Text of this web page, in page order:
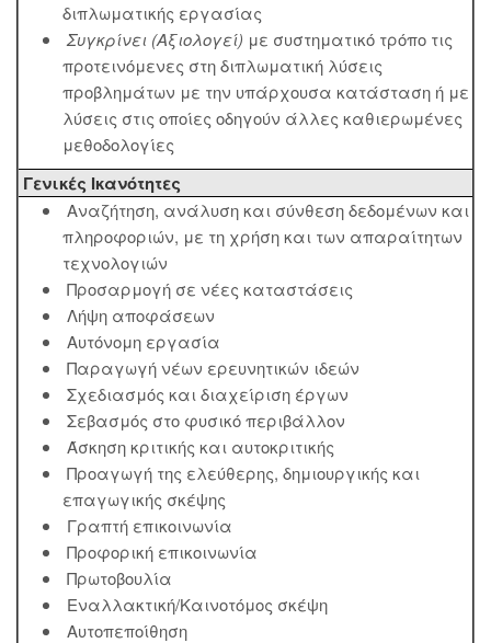
διπλωματικής εργασίας
Συγκρίνει (Αξιολογεί) με συστηματικό τρόπο τις
προτεινόμενες στη διπλωματική λύσεις
προβλημάτων με την υπάρχουσα κατάσταση ή με
λύσεις στις οποίες οδηγούν άλλες καθιερωμένες
μεθοδολογίες
Γενικές Ικανότητες
Αναζήτηση, ανάλυση και σύνθεση δεδομένων και
πληροφοριών, με τη χρήση και των απαραίτητων
τεχνολογιών
Προσαρμογή σε νέες καταστάσεις
Λήψη αποφάσεων
Αυτόνομη εργασία
Παραγωγή νέων ερευνητικών ιδεών
Σχεδιασμός και διαχείριση έργων
Σεβασμός στο φυσικό περιβάλλον
Άσκηση κριτικής και αυτοκριτικής
Προαγωγή της ελεύθερης, δημιουργικής και
επαγωγικής σκέψης
Γραπτή επικοινωνία
Προφορική επικοινωνία
Πρωτοβουλία
Εναλλακτική/Καινοτόμος σκέψη
Αυτοπεποίθηση